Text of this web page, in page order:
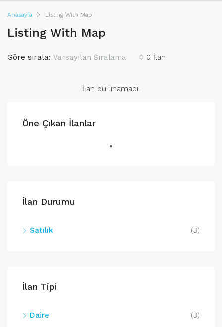
Anasayfa Listing With Map
Listing With Map
0 İlan
Göre sırala: Varsayılan Sıralama
İlan bulunamadı.
Öne Çıkan İlanlar
İlan Durumu
Satılık (3)
İlan Tipi
Daire (3)